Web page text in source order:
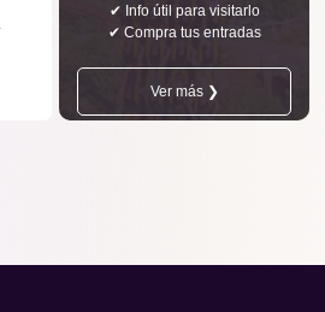
✔ Info útil para visitarlo
✔ Compra tus entradas
Ver más ❯